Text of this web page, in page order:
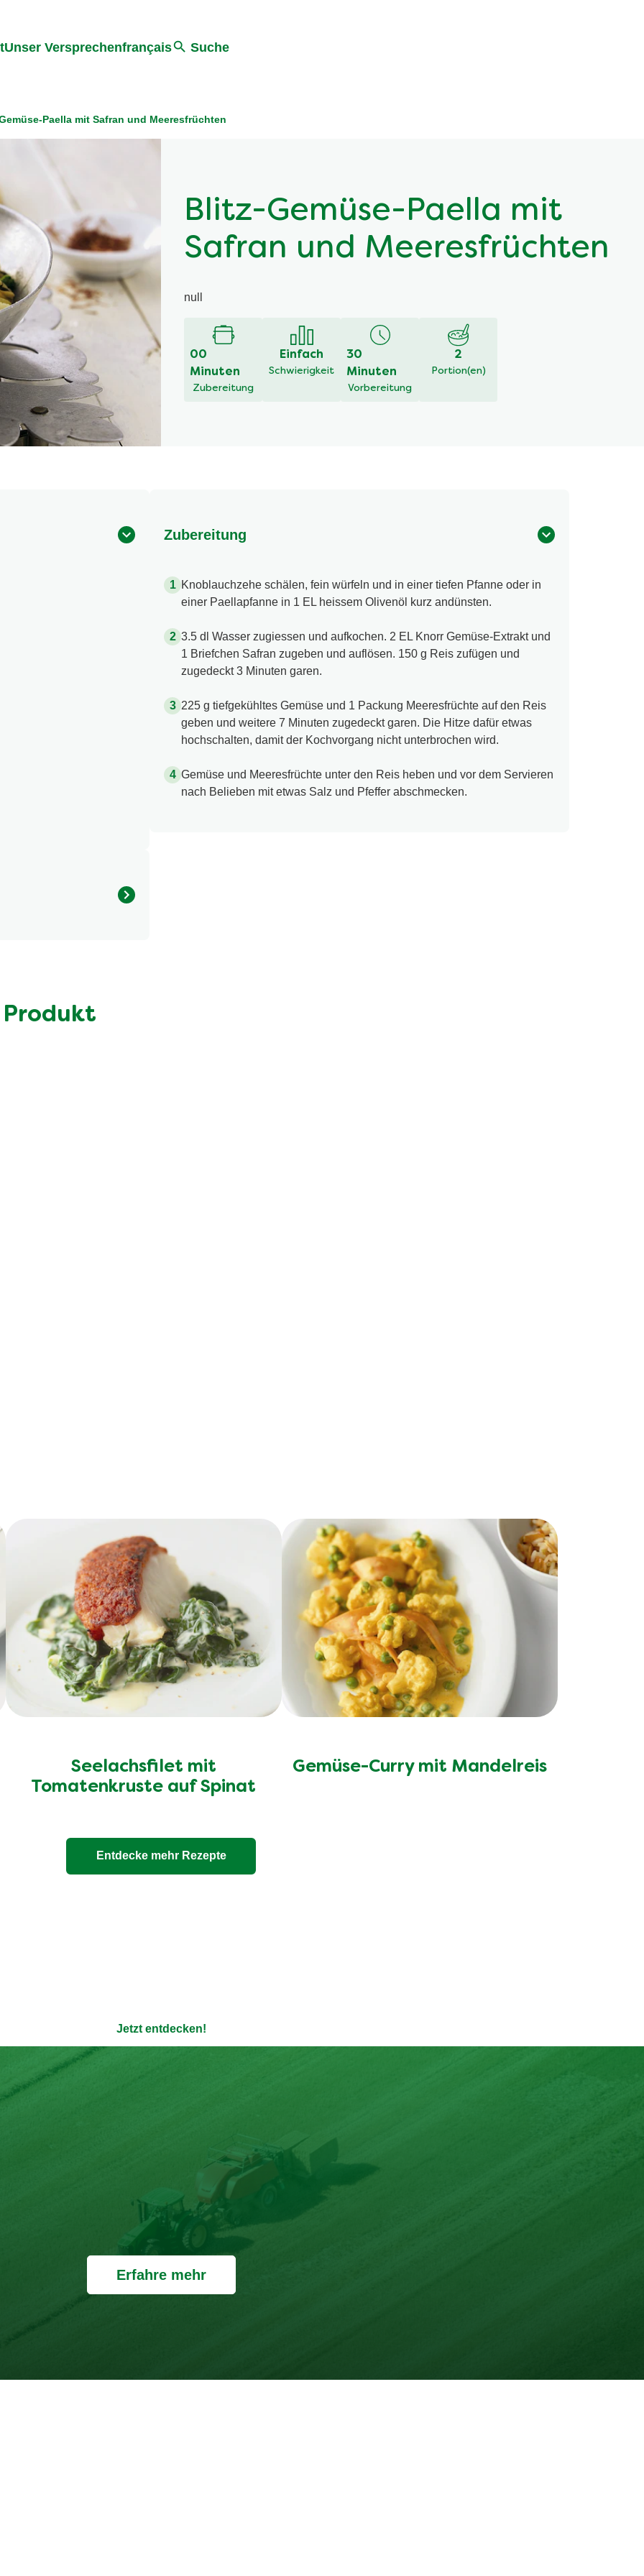
Unser Versprechenfrançais Suche
Paella mit Safran und Meeresfrüchten
Blitz-Gemüse-Paella mit
Safran und Meeresfrüchten
null
00
Minuten
Zubereitung
Einfach
Schwierigkeit
30
Minuten
Vorbereitung
2
Portion(en)
Zubereitung
Knoblauchzehe schälen, fein würfeln und in einer tiefen Pfanne oder in
einer Paellapfanne in 1 EL heissem Olivenöl kurz andünsten.
3.5 dl Wasser zugiessen und aufkochen. 2 EL Knorr Gemüse-Extrakt und
1 Briefchen Safran zugeben und auflösen. 150 g Reis zufügen und
zugedeckt 3 Minuten garen.
225 g tiefgekühltes Gemüse und 1 Packung Meeresfrüchte auf den Reis
geben und weitere 7 Minuten zugedeckt garen. Die Hitze dafür etwas
hochschalten, damit der Kochvorgang nicht unterbrochen wird.
Gemüse und Meeresfrüchte unter den Reis heben und vor dem Servieren
nach Belieben mit etwas Salz und Pfeffer abschmecken.
Produkt
Seelachsfilet mit
Tomatenkruste auf Spinat
Gemüse-Curry mit Mandelreis
Entdecke mehr Rezepte
transparent wie die Verpackung - ohne Zusatzstoffe und mit max. 10 Zutaten.
Jetzt entdecken!
Erfahre mehr